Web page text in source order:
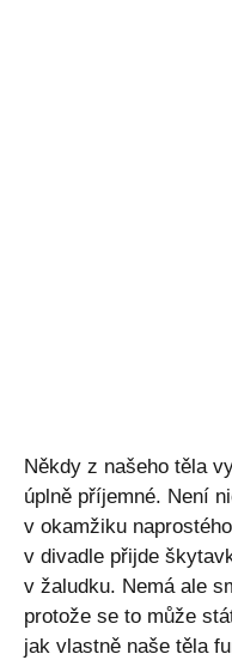
Někdy z našeho těla
úplně příjemné. Není
v okamžiku
v divadle přijde
v žaludku. Nemá ale
protože se to může
jak vlastně naše těla